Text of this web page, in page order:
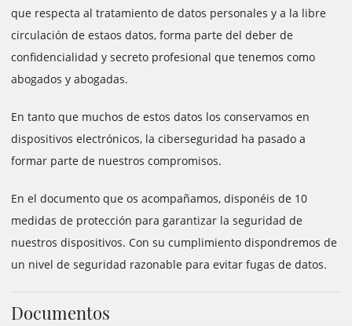
que respecta al tratamiento de datos personales y a la libre
circulación de estaos datos, forma parte del deber de
confidencialidad y secreto profesional que tenemos como
abogados y abogadas.
En tanto que muchos de estos datos los conservamos en
dispositivos electrónicos, la ciberseguridad ha pasado a
formar parte de nuestros compromisos.
En el documento que os acompañamos, disponéis de 10
medidas de protección para garantizar la seguridad de
nuestros dispositivos. Con su cumplimiento dispondremos de
un nivel de seguridad razonable para evitar fugas de datos.
Documentos